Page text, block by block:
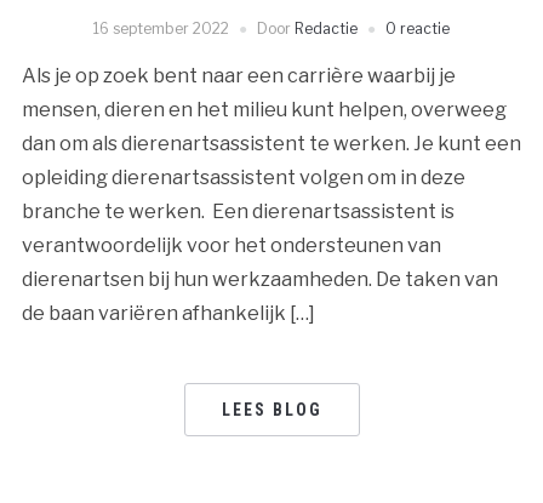
16 september 2022 Door Redactie 0 reactie
Als je op zoek bent naar een carrière waarbij je
mensen, dieren en het milieu kunt helpen, overweeg
dan om als dierenartsassistent te werken. Je kunt een
opleiding dierenartsassistent volgen om in deze
branche te werken. Een dierenartsassistent is
verantwoordelijk voor het ondersteunen van
dierenartsen bij hun werkzaamheden. De taken van
de baan variëren afhankelijk […]
LEES BLOG